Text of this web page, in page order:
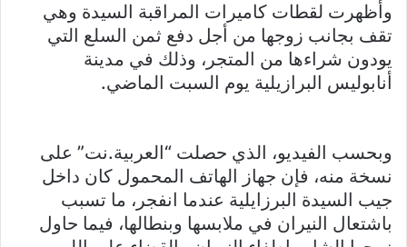
وأظهرت لقطات كاميرات المراقبة السيدة وهي
تقف بجانب زوجها من أجل دفع ثمن السلع التي
يودون شراءها من المتجر، وذلك في مدينة
أنابوليس البرازيلية يوم السبت الماضي.
وبحسب الفيديو، الذي حصلت “العربية.نت” على
نسخة منه، فإن جهاز الهاتف المحمول كان داخل
جيب السيدة البرزايلية عندما انفجر، ما تسبب
باشتعال النيران في ملابسها وبنطالها، فيما حاول